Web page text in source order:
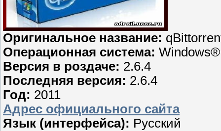
Оригинальное название:
Операционная система:
Версия в роздаче: 2.6.4
Последняя версия: 2.6.4
Год: 2011
Адрес официального сайта
Язык (интерфейса): Русский